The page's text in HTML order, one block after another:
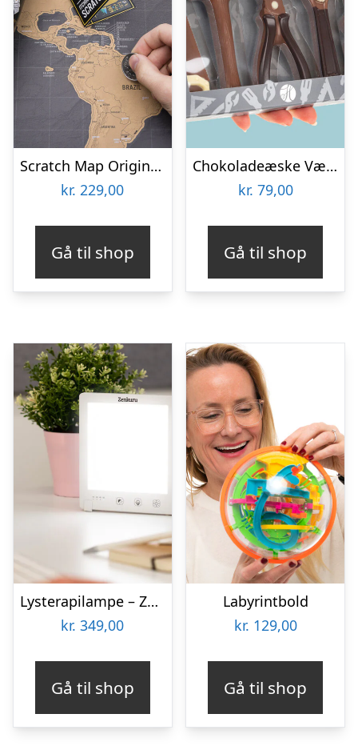
Scratch Map Original Deluxe
kr. 229,00
Gå til shop
Chokoladeæske Værktøj
kr. 79,00
Gå til shop
Lysterapilampe – Zenkuru
kr. 349,00
Gå til shop
Labyrintbold
kr. 129,00
Gå til shop